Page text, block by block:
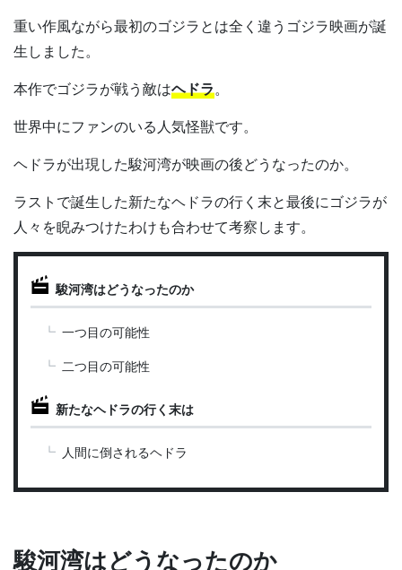
重い作風ながら最初のゴジラとは全く違うゴジラ映画が誕
生しました。
本作でゴジラが戦う敵はヘドラ。
世界中にファンのいる人気怪獣です。
ヘドラが出現した駿河湾が映画の後どうなったのか。
ラストで誕生した新たなヘドラの行く末と最後にゴジラが
人々を睨みつけたわけも合わせて考察します。
駿河湾はどうなったのか
一つ目の可能性
二つ目の可能性
新たなヘドラの行く末は
人間に倒されるヘドラ
駿河湾はどうなったのか